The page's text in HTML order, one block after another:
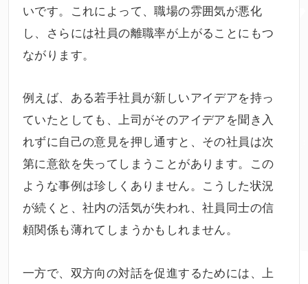
いです。これによって、職場の雰囲気が悪化
し、さらには社員の離職率が上がることにもつ
ながります。
例えば、ある若手社員が新しいアイデアを持っ
ていたとしても、上司がそのアイデアを聞き入
れずに自己の意見を押し通すと、その社員は次
第に意欲を失ってしまうことがあります。この
ような事例は珍しくありません。こうした状況
が続くと、社内の活気が失われ、社員同士の信
頼関係も薄れてしまうかもしれません。
一方で、双方向の対話を促進するためには、上